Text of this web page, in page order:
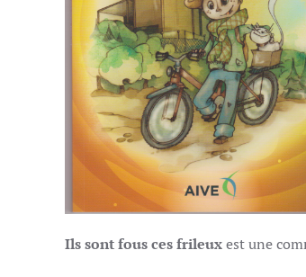
Ils sont fous ces frileuxest une